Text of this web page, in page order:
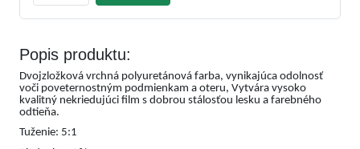
Popis produktu:
Dvojzložková vrchná polyuretánová farba, vynikajúca odolnosť
voči poveternostným podmienkam a oteru, Vytvára vysoko
kvalitný nekriedujúci film s dobrou stálosťou lesku a farebného
odtieňa.
Tuženie: 5:1